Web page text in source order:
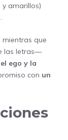
amarillos)
mientras que
las letras—
ego y la
con un